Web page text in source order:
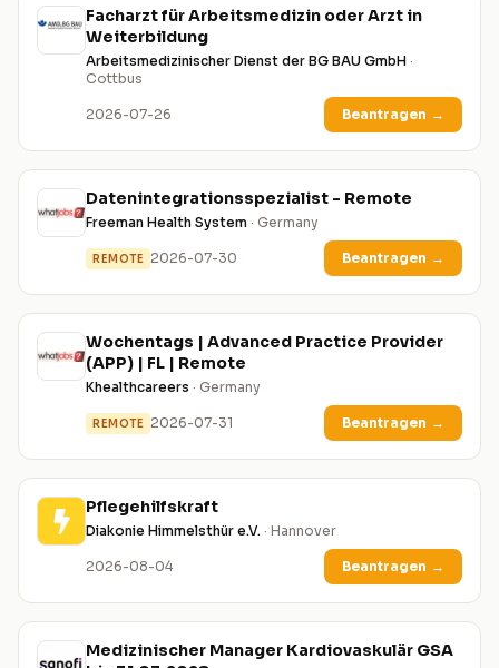
Facharzt für Arbeitsmedizin oder Arzt in
Weiterbildung
Arbeitsmedizinischer Dienst der BG BAU GmbH ·
Cottbus
2026-07-26 Beantragen →
Datenintegrationsspezialist - Remote
Freeman Health System · Germany
REMOTE 2026-07-30 Beantragen →
Wochentags | Advanced Practice Provider
(APP) | FL | Remote
Khealthcareers · Germany
REMOTE 2026-07-31 Beantragen →
Pflegehilfskraft
Diakonie Himmelsthür e.V. · Hannover
2026-08-04 Beantragen →
Medizinischer Manager Kardiovaskulär GSA